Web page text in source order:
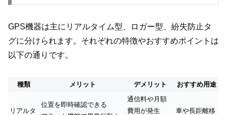
GPS機器は主にリアルタイム型、ロガー型、紛失防止タ
グに分けられます。それぞれの特徴やおすすめポイントは
以下の通りです。
種類 メリット デメリット おすすめ用途
リアルタ
位置を即時確認できる
通信料や月額
費用が発生
車や長距離移